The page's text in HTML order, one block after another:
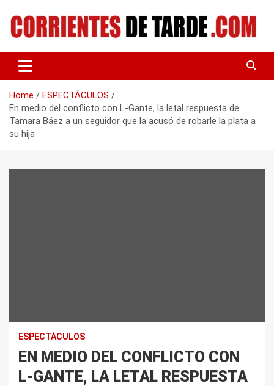
content
CORRIENTES DE TARDE
Home
ESPECTÁCULOS
En medio del conflicto con L-Gante, la letal respuesta de
Tamara Báez a un seguidor que la acusó de robarle la plata a
su hija
ESPECTÁCULOS
EN MEDIO DEL CONFLICTO CON
L-GANTE, LA LETAL RESPUESTA